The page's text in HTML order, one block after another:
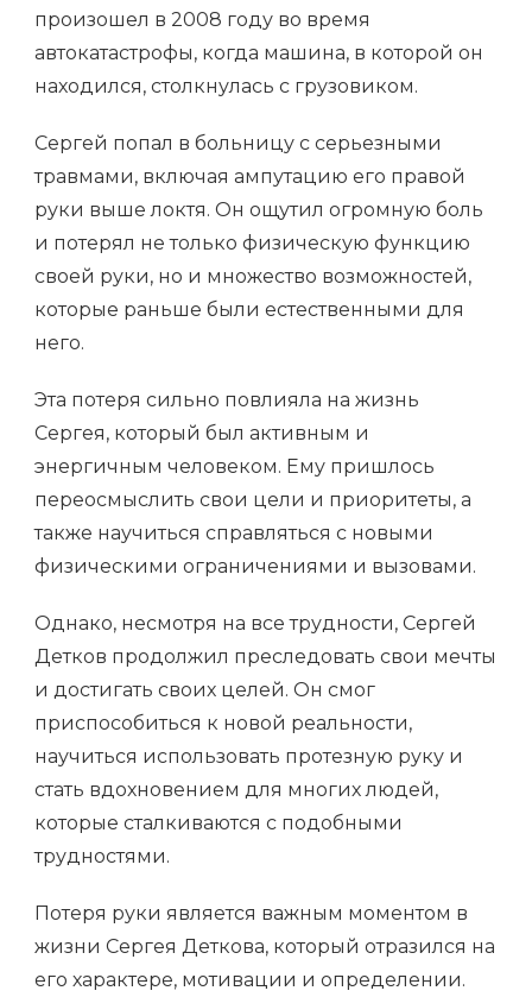
произошел в 2008 году во время
автокатастрофы, когда машина, в которой он
находился, столкнулась с грузовиком.
Сергей попал в больницу с серьезными
травмами, включая ампутацию его правой
руки выше локтя. Он ощутил огромную боль
и потерял не только физическую функцию
своей руки, но и множество возможностей,
которые раньше были естественными для
него.
Эта потеря сильно повлияла на жизнь
Сергея, который был активным и
энергичным человеком. Ему пришлось
переосмыслить свои цели и приоритеты, а
также научиться справляться с новыми
физическими ограничениями и вызовами.
Однако, несмотря на все трудности, Сергей
Детков продолжил преследовать свои мечты
и достигать своих целей. Он смог
приспособиться к новой реальности,
научиться использовать протезную руку и
стать вдохновением для многих людей,
которые сталкиваются с подобными
трудностями.
Потеря руки является важным моментом в
жизни Сергея Деткова, который отразился на
его характере, мотивации и определении.